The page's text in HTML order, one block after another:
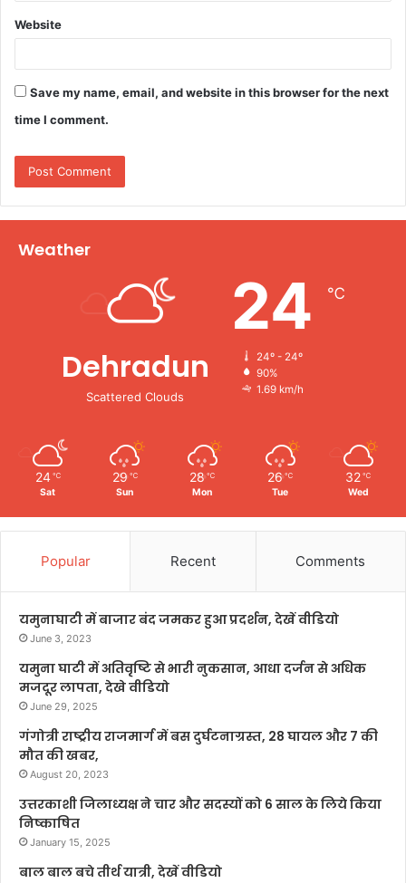
Website
Save my name, email, and website in this browser for the next
time I comment.
Weather
Dehradun
Scattered Clouds
24 ℃
24º - 24º
90%
1.69 km/h
24 ℃
Sat
29 ℃
Sun
28 ℃
Mon
26 ℃
Tue
32 ℃
Wed
Popular Recent Comments
यमुनाघाटी में बाजार बंद जमकर हुआ प्रदर्शन, देखें वीडियो
June 3, 2023
यमुना घाटी में अतिवृष्टि से भारी नुकसान, आधा दर्जन से अधिक
मजदूर लापता, देखे वीडियो
June 29, 2025
गंगोत्री राष्ट्रीय राजमार्ग में बस दुर्घटनाग्रस्त, 28 घायल और 7 की
मौत की खबर,
August 20, 2023
उत्तरकाशी जिलाध्यक्ष ने चार और सदस्यों को 6 साल के लिये किया
निष्काषित
January 15, 2025
बाल बाल बचे तीर्थ यात्री, देखें वीडियो